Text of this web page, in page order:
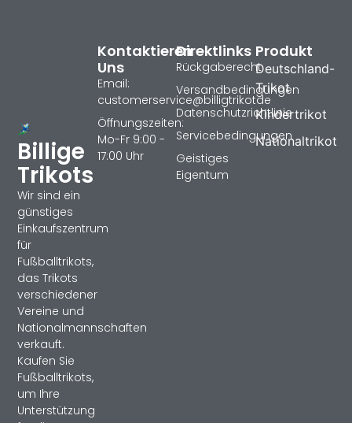
Billige
Trikots
Wir sind ein
günstiges
Einkaufszentrum
für
Fußballtrikots,
das Trikots
verschiedener
Vereine und
Nationalmannschaften
verkauft.
Kaufen Sie
Fußballtrikots,
um Ihre
Unterstützung
Produkt
Deutschland-
Trikot
Kindertrikot
Nationaltrikot
Direktlinks
Rückgaberecht
Versandbedingungen
Datenschutzrichtlinie
Servicebedingungen
Geistiges
Eigentum
Kontaktieren
Uns
Email:
customerservice@billigtrikotde
Öffnungszeiten:
Mo-Fr 9:00 -
17:00 Uhr